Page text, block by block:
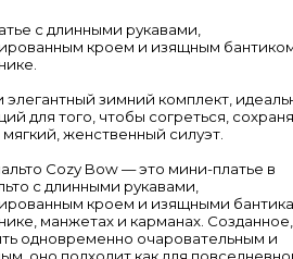
с длинными рукавами,
кроем и изящным
зимний комплект,
для того, чтобы согреться,
женственный силуэт.
Cozy Bow — это мини-платье в
с длинными рукавами,
кроем и изящными
манжетах и ​​карманах. Созданное,
одновременно очаровательным и